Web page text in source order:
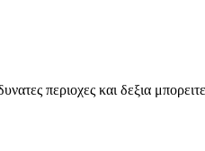
περιοχες και δεξια